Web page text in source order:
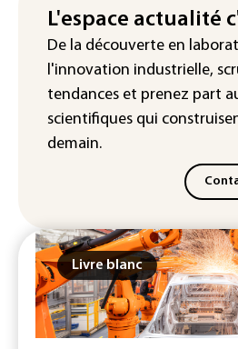
France : prison avec
"bannissement
streamers jugés pour des
humiliations en ligne
L'espace actualité
De la découverte en
l'innovation industrielle,
tendances et prenez part
scientifiques qui
demain.
Livre blanc